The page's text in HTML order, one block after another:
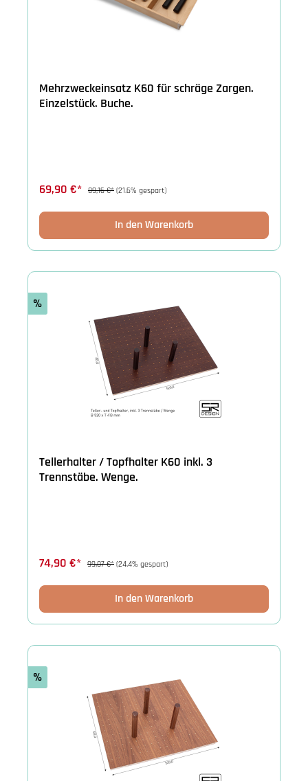
Mehrzweckeinsatz K60 für schräge Zargen.
Einzelstück. Buche.
69,90 €* 89,16 €* (21.6% gespart)
In den Warenkorb
%
Tellerhalter / Topfhalter K60 inkl. 3
Trennstäbe. Wenge.
74,90 €* 99,07 €* (24.4% gespart)
In den Warenkorb
%